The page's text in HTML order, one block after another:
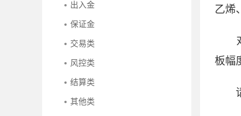
出入金
保证金
交易类
风控类
结算类
其他类
乙烯
板幅